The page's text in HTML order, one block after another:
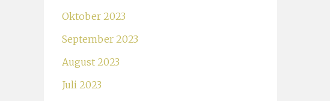
Oktober 2023
September 2023
August 2023
Juli 2023